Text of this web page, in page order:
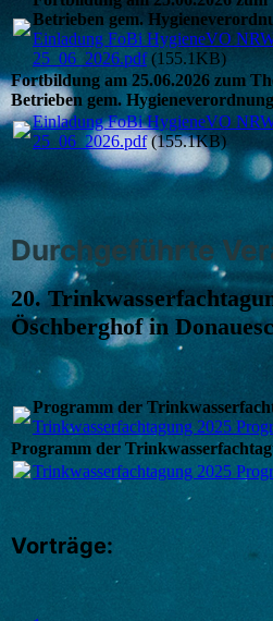
Betrieben gem.
Einladung FoBi HygieneVO
25_06_2026.pdf(155.1KB)
Fortbildung am 25.06.2026 zum
Betrieben gem.
Einladung FoBi HygieneVO
25_06_2026.pdf(155.1KB)
Durchgeführte
20.
Öschberghof in
Programm der
Trinkwasserfachtagung 2025
Programm der
Trinkwasserfachtagung 2025
Vorträge: